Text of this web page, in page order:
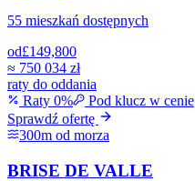
55 mieszkań dostępnych
od£149,800
≈ 750 034 zł
raty do oddania
Raty 0%
Pod klucz w cenie
Sprawdź ofertę
300m od morza
BRISE DE VALLE